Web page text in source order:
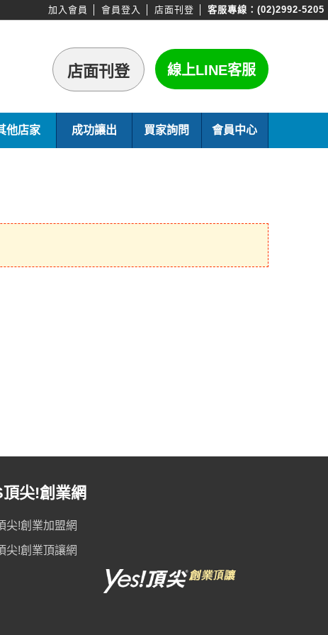
加入會員 會員登入 店面刊登 客服專線： (02)2992-5205
他店家 成功讓出 買家詢問 會員中心
尖!創業網
尖!創業加盟網
尖!創業頂讓網